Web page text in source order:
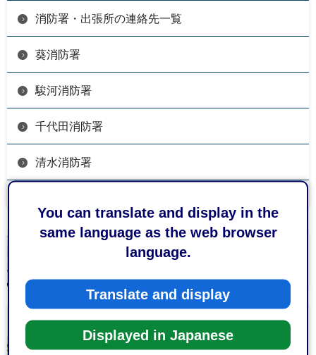
You can translate and display in the
same language as the web browser
language.
Translate and display
Displayed in Japanese
消防署・出張所の連絡先一覧
葵消防署
駿河消防署
千代田消防署
清水消防署
救急受診ガイド
休日・夜間の当番医